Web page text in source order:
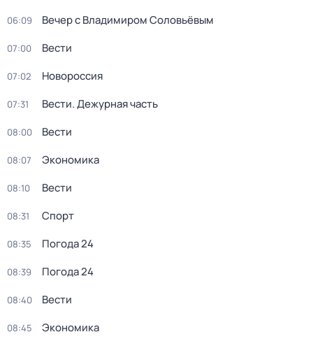
06:09 Вечер с Владимиром Соловьёвым
07:00 Вести
07:02 Новороссия
07:31 Вести. Дежурная часть
08:00 Вести
08:07 Экономика
08:10 Вести
08:31 Спорт
08:35 Погода 24
08:39 Погода 24
08:40 Вести
08:45 Экономика